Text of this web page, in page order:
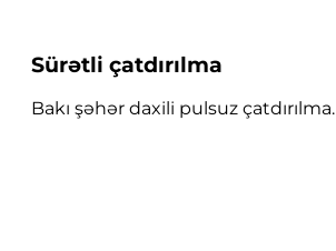
Sürətli çatdırılma
Bakı şəhər daxili pulsuz çatdırılma.